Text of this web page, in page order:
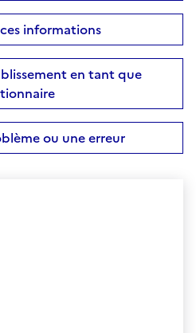
informations
en tant que
ou une erreur